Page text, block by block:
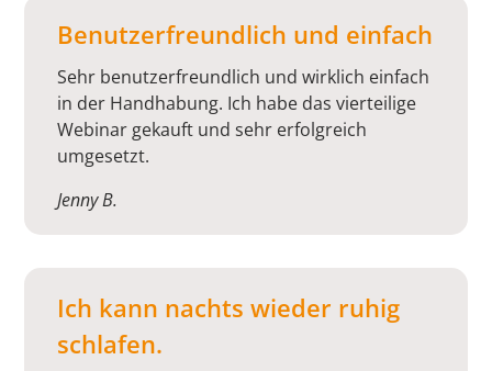
Benutzerfreundlich und einfach
Sehr benutzerfreundlich und wirklich einfach
in der Handhabung. Ich habe das vierteilige
Webinar gekauft und sehr erfolgreich
umgesetzt.
Jenny B.
Ich kann nachts wieder ruhig
schlafen.